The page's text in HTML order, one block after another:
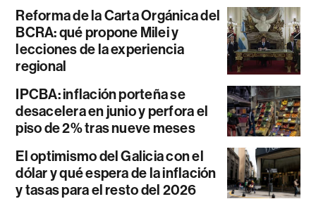
Reforma de la Carta Orgánica del
BCRA: qué propone Milei y
lecciones de la experiencia
regional
IPCBA: inflación porteña se
desacelera en junio y perfora el
piso de 2% tras nueve meses
El optimismo del Galicia con el
dólar y qué espera de la inflación
y tasas para el resto del 2026